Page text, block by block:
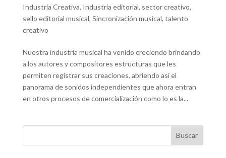
Industria Creativa, Industria editorial, sector creativo,
sello editorial musical, Sincronización musical, talento
creativo
Nuestra industria musical ha venido creciendo brindando
a los autores y compositores estructuras que les
permiten registrar sus creaciones, abriendo así el
panorama de sonidos independientes que ahora entran
en otros procesos de comercialización como lo es la...
Buscar